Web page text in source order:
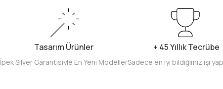
Tasarım Ürünler
İpek Silver Garantisiyle En Yeni Modeller
+ 45 Yıllık Tecrübe
Sadece en iyi bildiğimiz işi